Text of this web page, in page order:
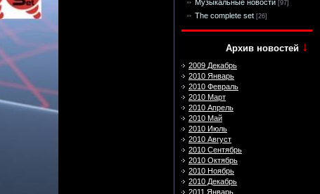
Музыкальные новости [97]
The complete set [26]
Архив новостей ↓
2009 Декабрь
2010 Январь
2010 Февраль
2010 Март
2010 Апрель
2010 Май
2010 Июль
2010 Август
2010 Сентябрь
2010 Октябрь
2010 Ноябрь
2010 Декабрь
2011 Январь